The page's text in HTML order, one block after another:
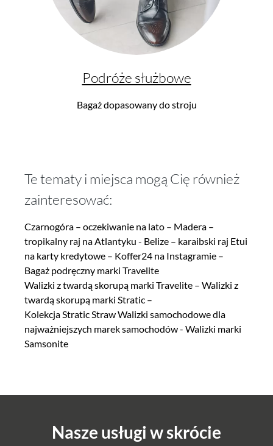
Podróże służbowe
Bagaż dopasowany do stroju
Te tematy i miejsca mogą Cię również
zainteresować:
Czarnogóra – oczekiwanie na lato – Madera –
tropikalny raj na Atlantyku - Belize – karaibski raj Etui
na karty kredytowe – Koffer24 na Instagramie –
Bagaż podręczny marki Travelite
Walizki z twardą skorupą marki Travelite – Walizki z
twardą skorupą marki Stratic –
KolekcjaStratic StrawWalizki samochodowe dla
najważniejszych marek samochodów- Walizki marki
Samsonite
Nasze usługi w skrócie